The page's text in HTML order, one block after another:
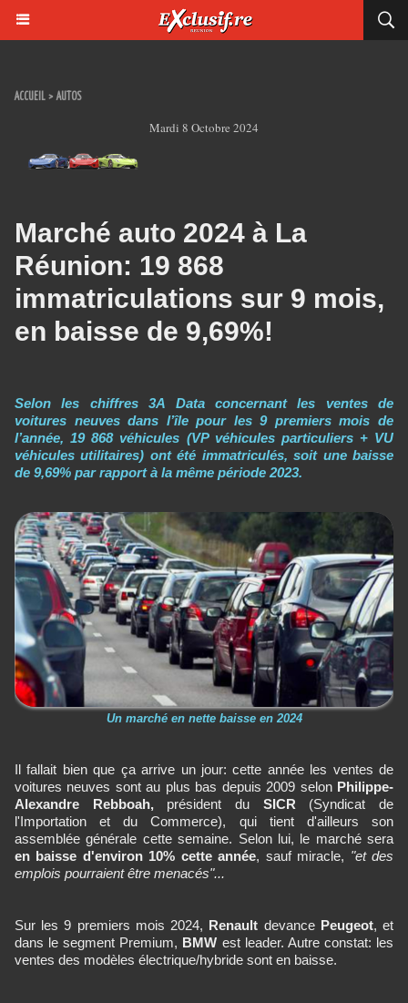
ACCUEIL > AUTOS
Mardi 8 Octobre 2024
Marché auto 2024 à La
Réunion: 19 868
immatriculations sur 9 mois,
en baisse de 9,69%!
Selon les chiffres 3A Data concernant les ventes de
voitures neuves dans l’île pour les 9 premiers mois de
l’année, 19 868 véhicules (VP véhicules particuliers + VU
véhicules utilitaires) ont été immatriculés, soit une baisse
de 9,69% par rapport à la même période 2023.
Un marché en nette baisse en 2024
Il fallait bien que ça arrive un jour: cette année les ventes de
voitures neuves sont au plus bas depuis 2009 selon Philippe-
Alexandre Rebboah, président du SICR (Syndicat de
l'Importation et du Commerce), qui tient d'ailleurs son
assemblée générale cette semaine. Selon lui, le marché sera
en baisse d'environ 10% cette année, sauf miracle, "et des
emplois pourraient être menacés"...
Sur les 9 premiers mois 2024, Renault devance Peugeot, et
dans le segment Premium, BMW est leader. Autre constat: les
ventes des modèles électrique/hybride sont en baisse.